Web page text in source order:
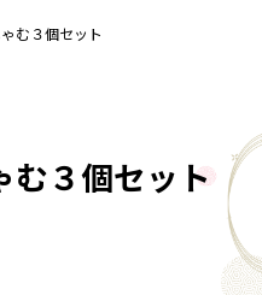
む３個セット
む３個セット